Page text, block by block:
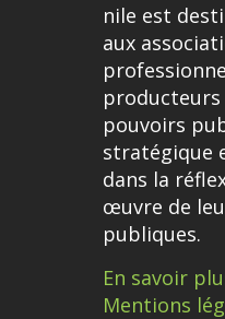
nile est
aux
producteurs
pouvoirs
stratégique
dans la
œuvre de
publiques.
En savoir
Mentions